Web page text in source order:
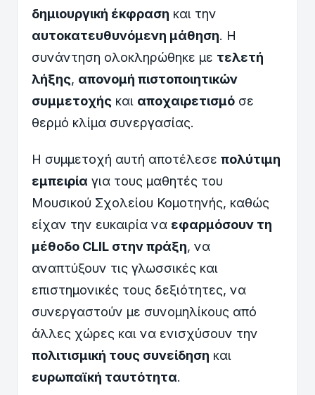
δημιουργική έκφραση και την
αυτοκατευθυνόμενη μάθηση. Η
συνάντηση ολοκληρώθηκε με τελετή
λήξης, απονομή πιστοποιητικών
συμμετοχής και αποχαιρετισμό σε
θερμό κλίμα συνεργασίας.
Η συμμετοχή αυτή αποτέλεσε πολύτιμη
εμπειρία για τους μαθητές του
Μουσικού Σχολείου Κομοτηνής, καθώς
είχαν την ευκαιρία να εφαρμόσουν τη
μέθοδο CLIL στην πράξη, να
αναπτύξουν τις γλωσσικές και
επιστημονικές τους δεξιότητες, να
συνεργαστούν με συνομηλίκους από
άλλες χώρες και να ενισχύσουν την
πολιτισμική τους συνείδηση και
ευρωπαϊκή ταυτότητα.